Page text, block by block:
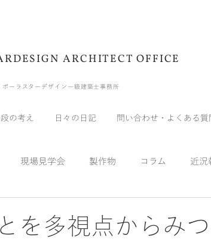
ARCHITECT OFFICE
の考え 日々の日記 問い合わせ・よくある質
ポーラスターデザイン一級建築士事務所
現場見学会 製作物 コラム 近況
を多視点からみ